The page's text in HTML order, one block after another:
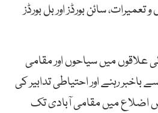
تعمیرات، سائن بورڈز اور بل بورڈز
علاقوں میں سیاحوں اور مقامی
رہنے اور احتیاطی تدابیر کی
اضلاع میں مقامی آبادی تک